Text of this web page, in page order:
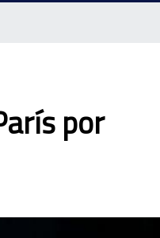
por